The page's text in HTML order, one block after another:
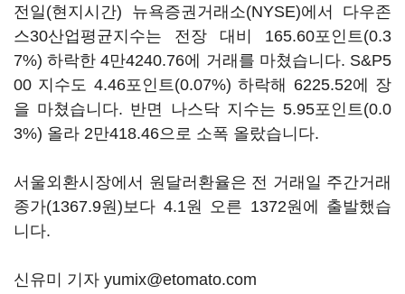
전일(현지시간) 뉴욕증권거래소(NYSE)에서 다우존
스30산업평균지수는 전장 대비 165.60포인트(0.3
7%) 하락한 4만4240.76에 거래를 마쳤습니다. S&P5
00 지수도 4.46포인트(0.07%) 하락해 6225.52에 장
을 마쳤습니다. 반면 나스닥 지수는 5.95포인트(0.0
3%) 올라 2만418.46으로 소폭 올랐습니다.
서울외환시장에서 원달러환율은 전 거래일 주간거래
종가(1367.9원)보다 4.1원 오른 1372원에 출발했습
니다.
신유미 기자 yumix@etomato.com